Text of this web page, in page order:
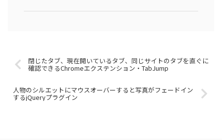
閉じたタブ、現在開いているタブ、同じサイトのタブを直ぐに
確認できるChromeエクステンション・TabJump
人物のシルエットにマウスオーバーすると写真がフェードイン
するjQueryプラグイン